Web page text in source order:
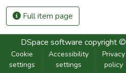
Full item page
DSpace software copyright
Cookie
settings
Accessibility
settings
Privacy
policy